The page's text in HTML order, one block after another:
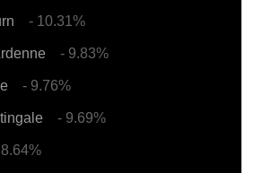
- 10.31%
- 9.83%
- 9.76%
- 9.69%